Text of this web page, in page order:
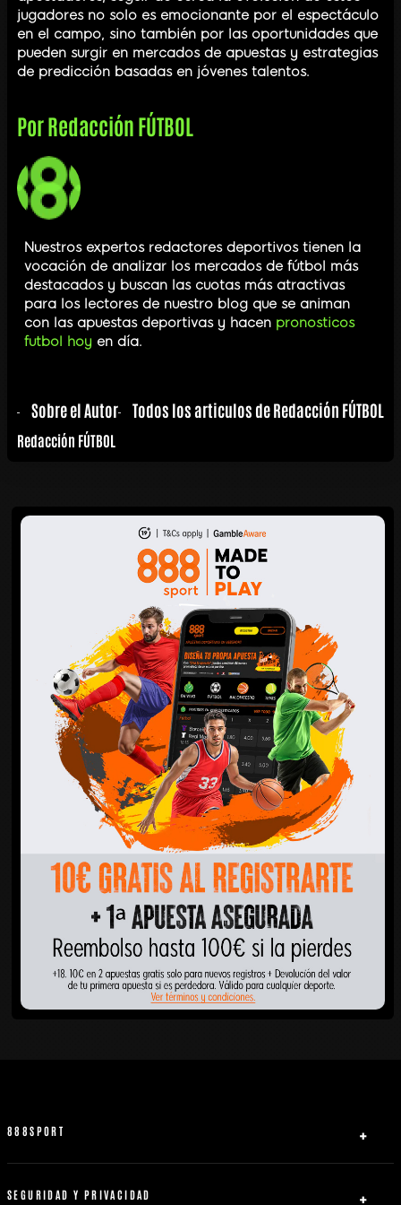
jugadores no solo es emocionante por el espectáculo
en el campo, sino también por las oportunidades que
pueden surgir en mercados de apuestas y estrategias
de predicción basadas en jóvenes talentos.
PorRedacción FÚTBOL
Nuestros expertos redactores deportivos tienen la
vocación de analizar los mercados de fútbol más
destacados y buscan las cuotas más atractivas
para los lectores de nuestro blog que se animan
con las apuestas deportivas y hacen pronosticos
futbol hoy en día.
Sobre el Autor Todos los articulos de Redacción FÚTBOL
Redacción FÚTBOL
888SPORT
Quiénes somos
Ayuda
SEGURIDAD Y PRIVACIDAD